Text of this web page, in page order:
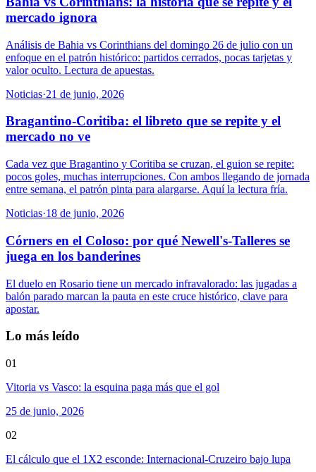
mercado ignora
Análisis de Bahia vs Corinthians del domingo 26 de julio con un
enfoque en el patrón histórico: partidos cerrados, pocas tarjetas y
valor oculto. Lectura de apuestas.
Noticias·21 de junio, 2026
Bragantino-Coritiba: el libreto que se repite y el
mercado no ve
Cada vez que Bragantino y Coritiba se cruzan, el guion se repite:
pocos goles, muchas interrupciones. Con ambos llegando de jornada
entre semana, el patrón pinta para alargarse. Aquí la lectura fría.
Noticias·18 de junio, 2026
Córners en el Coloso: por qué Newell's-Talleres se
juega en los banderines
El duelo en Rosario tiene un mercado infravalorado: las jugadas a
balón parado marcan la pauta en este cruce histórico, clave para
apostar.
Lo más leído
01
Vitoria vs Vasco: la esquina paga más que el gol
25 de junio, 2026
02
El cálculo que el 1X2 esconde: Internacional-Cruzeiro bajo lupa